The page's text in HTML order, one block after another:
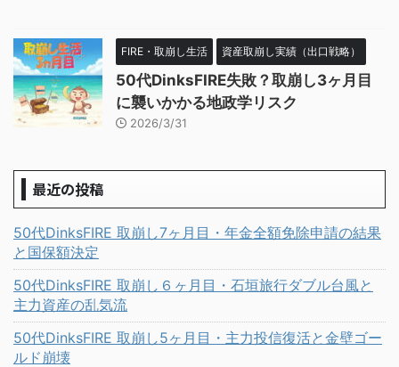
FIRE・取崩し生活 資産取崩し実績（出口戦略）
50代DinksFIRE失敗？取崩し3ヶ月目
に襲いかかる地政学リスク
2026/3/31
最近の投稿
50代DinksFIRE 取崩し7ヶ月目・年金全額免除申請の結果
と国保額決定
50代DinksFIRE 取崩し６ヶ月目・石垣旅行ダブル台風と
主力資産の乱気流
50代DinksFIRE 取崩し5ヶ月目・主力投信復活と金壁ゴー
ルド崩壊